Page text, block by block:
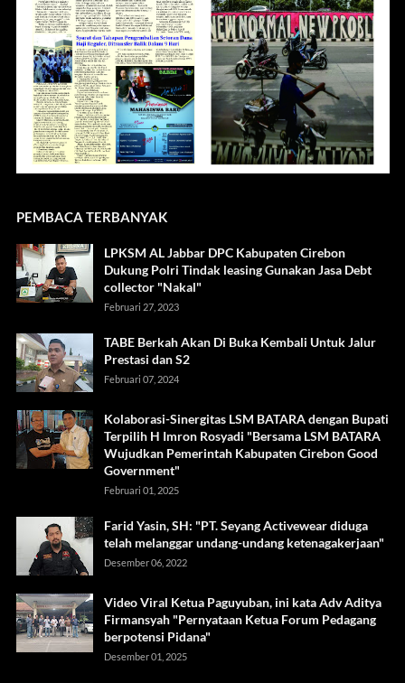
PEMBACA TERBANYAK
LPKSM AL Jabbar DPC Kabupaten Cirebon
Dukung Polri Tindak leasing Gunakan Jasa Debt
collector "Nakal"
Februari 27, 2023
TABE Berkah Akan Di Buka Kembali Untuk Jalur
Prestasi dan S2
Februari 07, 2024
Kolaborasi-Sinergitas LSM BATARA dengan Bupati
Terpilih H Imron Rosyadi "Bersama LSM BATARA
Wujudkan Pemerintah Kabupaten Cirebon Good
Government"
Februari 01, 2025
Farid Yasin, SH: "PT. Seyang Activewear diduga
telah melanggar undang-undang ketenagakerjaan"
Desember 06, 2022
Video Viral Ketua Paguyuban, ini kata Adv Aditya
Firmansyah "Pernyataan Ketua Forum Pedagang
berpotensi Pidana"
Desember 01, 2025